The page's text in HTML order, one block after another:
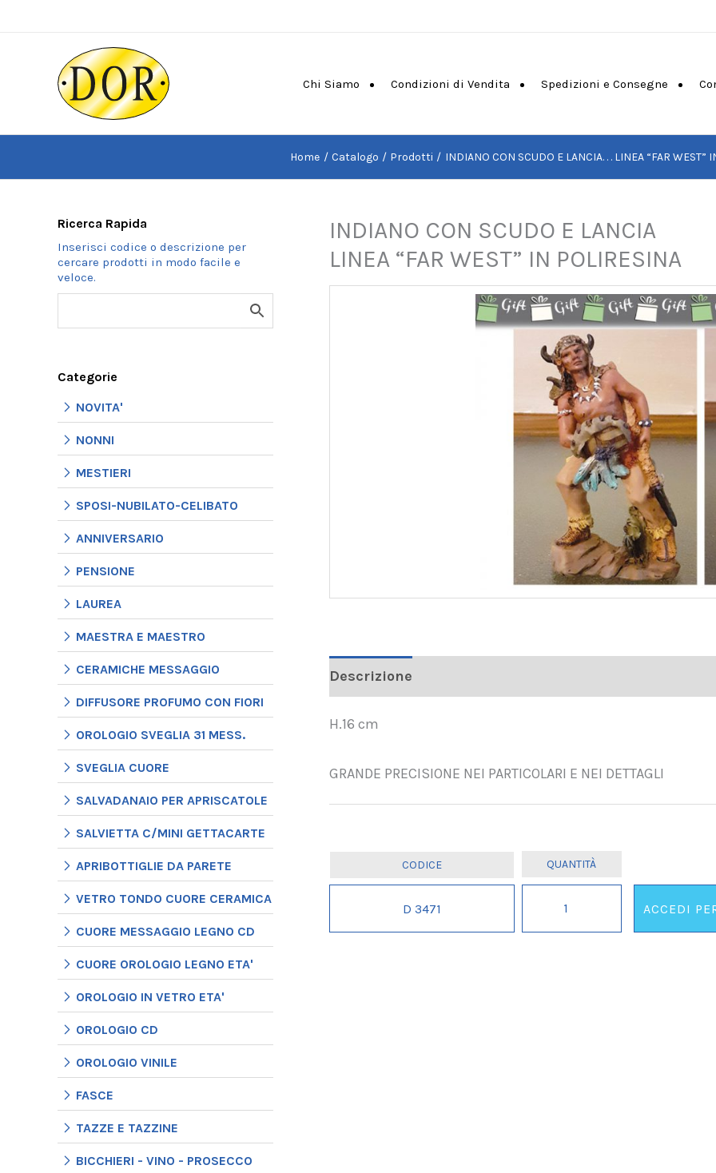
contenuto
Chi Siamo Condizioni di Vendita Spedizioni e Consegne
Home Catalogo Prodotti INDIANO CON SCUDO E LANCIA. . . LINEA “FAR WEST”
Ricerca Rapida
Categorie
NOVITA'
NONNI
MESTIERI
SPOSI-NUBILATO-CELIBATO
ANNIVERSARIO
PENSIONE
LAUREA
MAESTRA E MAESTRO
CERAMICHE MESSAGGIO
DIFFUSORE PROFUMO CON FIORI
OROLOGIO SVEGLIA 31 MESS.
SVEGLIA CUORE
SALVADANAIO PER APRISCATOLE
SALVIETTA C/MINI GETTACARTE
APRIBOTTIGLIE DA PARETE
VETRO TONDO CUORE CERAMICA
CUORE MESSAGGIO LEGNO CD
CUORE OROLOGIO LEGNO ETA'
OROLOGIO IN VETRO ETA'
OROLOGIO CD
OROLOGIO VINILE
FASCE
TAZZE E TAZZINE
BICCHIERI - VINO - PROSECCO
INDIANO CON SCUDO E LANCIA
LINEA “FAR WEST” IN POLIRESINA
Descrizione
H.16 cm
GRANDE PRECISIONE NEI PARTICOLARI E NEI DETTAGLI
D 3471 ACCEDI